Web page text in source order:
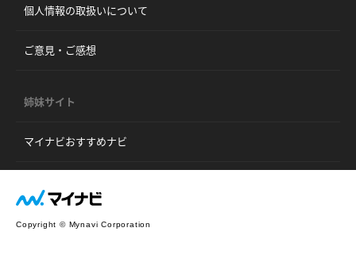
個人情報の取扱いについて
ご意見・ご感想
姉妹サイト
マイナビおすすめナビ
Copyright © Mynavi Corporation